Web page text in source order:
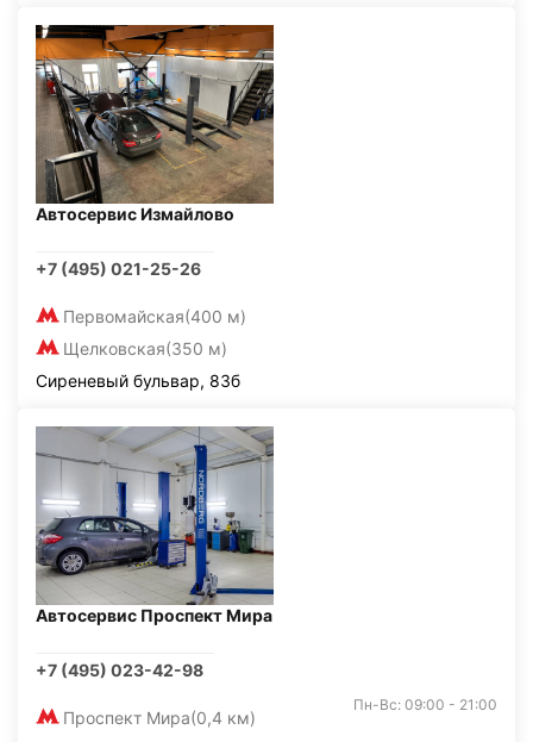
Автосервис Измайлово
+7 (495) 021-25-26
Первомайская(400 м)
Щелковская(350 м)
Сиреневый бульвар, 83б
Автосервис Проспект Мира
+7 (495) 023-42-98
Проспект Мира(0,4 км)
Пн-Вс: 09:00 - 21:00